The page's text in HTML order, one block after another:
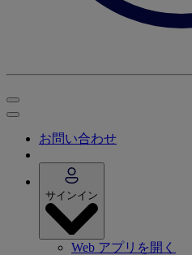
お問い合わせ
サインイン
Web アプリを開く